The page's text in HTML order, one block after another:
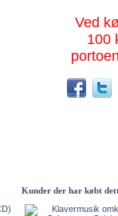
Ved
100
Kunder der har købt